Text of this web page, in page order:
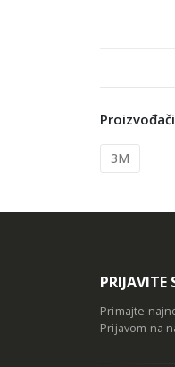
Proizvođači
3M
PRIJAVITE
Primajte
Prijavom na